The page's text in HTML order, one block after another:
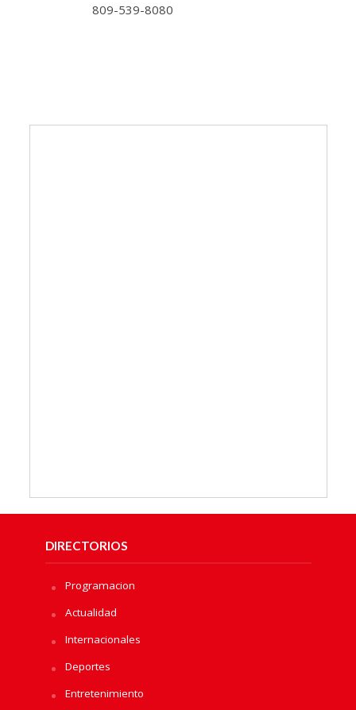
809-539-8080
DIRECTORIOS
Programacion
Actualidad
Internacionales
Deportes
Entretenimiento